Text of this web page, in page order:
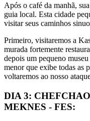
Após o café da manhã,
guia local. Esta cidade
visitar seus caminhos
Primeiro, visitaremos a
murada fortemente
depois um pequeno
menor que exibe todas as
voltaremos ao nosso
DIA 3:
MEKNES - FES: